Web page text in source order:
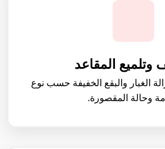
وتلميع المقاعد
الغبار والبقع الخفيفة حسب نوع
وحالة المقصورة.